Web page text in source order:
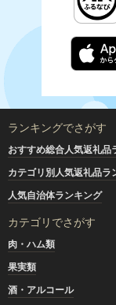
ランキングでさがす
おすすめ総合人気返礼品
カテゴリ別人気返礼品ラ
人気自治体ランキング
カテゴリでさがす
肉・ハム類
果実類
酒・アルコール